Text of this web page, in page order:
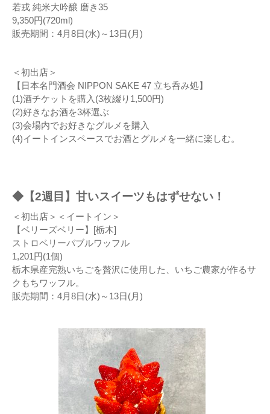
若戎 純米大吟醸 磨き35
9,350円(720ml)
販売期間：4月8日(水)～13日(月)
＜初出店＞
【日本名門酒会 NIPPON SAKE 47 立ち呑み処】
(1)酒チケットを購入(3枚綴り1,500円)
(2)好きなお酒を3杯選ぶ
(3)会場内でお好きなグルメを購入
(4)イートインスペースでお酒とグルメを一緒に楽しむ。
◆【2週目】甘いスイーツもはずせない！
＜初出店＞＜イートイン＞
【ベリーズベリー】[栃木]
ストロベリーバブルワッフル
1,201円(1個)
栃木県産完熟いちごを贅沢に使用した、いちご農家が作るサ
クもちワッフル。
販売期間：4月8日(水)～13日(月)